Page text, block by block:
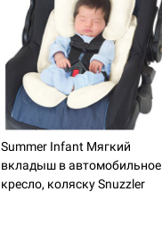
Summer Infant Мягкий
вкладыш в автомобильное
кресло, коляску Snuzzler